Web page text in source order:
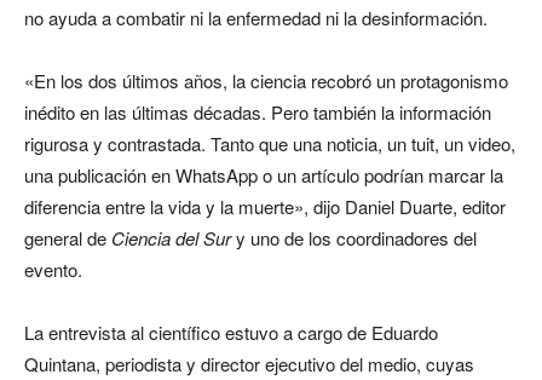
no ayuda a combatir ni la enfermedad ni la desinformación.
«En los dos últimos años, la ciencia recobró un protagonismo
inédito en las últimas décadas. Pero también la información
rigurosa y contrastada. Tanto que una noticia, un tuit, un video,
una publicación en WhatsApp o un artículo podrían marcar la
diferencia entre la vida y la muerte», dijo Daniel Duarte, editor
general de Ciencia del Sury uno de los coordinadores del
evento.
La entrevista al científico estuvo a cargo de Eduardo
Quintana, periodista y director ejecutivo del medio, cuyas